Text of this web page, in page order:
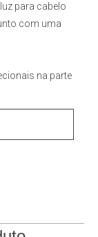
para cabelo
com uma
na parte
de luz de 0a
e RA alto
de U,